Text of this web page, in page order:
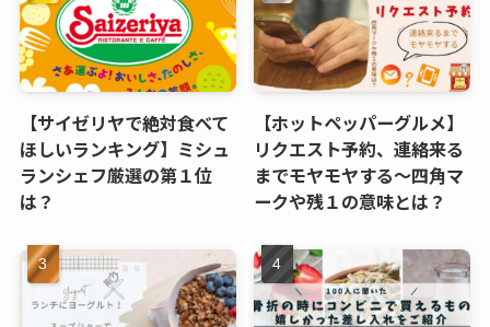
【サイゼリヤで絶対食べて
ほしいランキング】ミシュ
ランシェフ厳選の第１位
は？
【ホットペッパーグルメ】
リクエスト予約、連絡来る
までモヤモヤする～四角マ
ークや残１の意味とは？